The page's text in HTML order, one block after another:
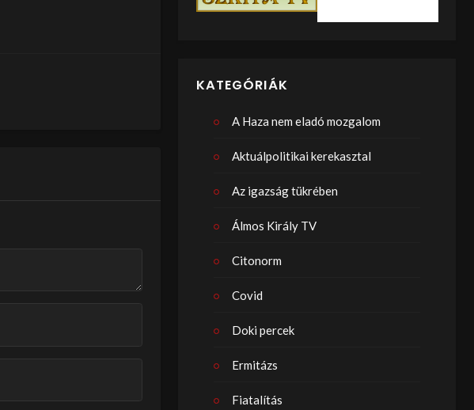
KATEGÓRIÁK
A Haza nem eladó mozgalom
Aktuálpolitikai kerekasztal
Az igazság tükrében
Álmos Király TV
Citonorm
Covid
Doki percek
Ermitázs
Fiatalítás